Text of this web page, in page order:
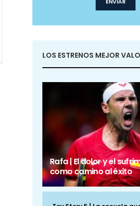
LOS ESTRENOS MEJOR
Rafa | El dolor y el
como camino al éxito